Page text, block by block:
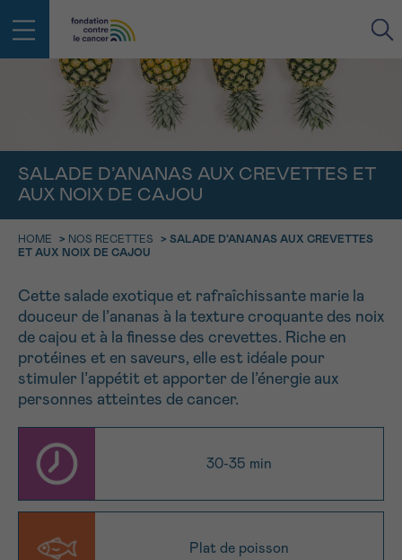
SALADE D’ANANAS AUX CREVETTES ET
AUX NOIX DE CAJOU
HOME > NOS RECETTES > SALADE D’ANANAS AUX CREVETTES
ET AUX NOIX DE CAJOU
Cette salade exotique et rafraîchissante marie la
douceur de l’ananas à la texture croquante des noix
de cajou et à la finesse des crevettes. Riche en
protéines et en saveurs, elle est idéale pour
stimuler l’appétit et apporter de l’énergie aux
personnes atteintes de cancer.
30-35 min
Plat de poisson
E-MAIL
NOM
PRÉNOM
FACE AU CANCER VOUS N’ÊTES
Des professionnels pour répondre à toutes vos
Contactez-nous
Par téléphone
0800 15 801 lu-ve 9h à 18h
Via le formulaire de contact
Je souhaite être rappelé.e
En savoir plus sur Cancerinfo
RETOUR
Rendez-vous Question Coordonnées Confirmation
9h-11h
11h-13h
16h-18h
Suivant